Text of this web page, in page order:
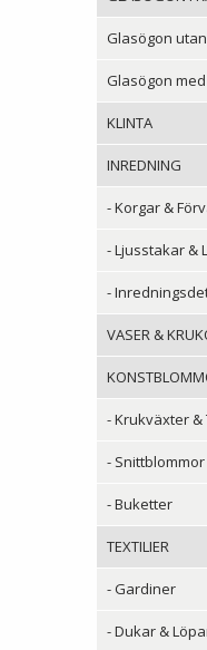
Glasögon
Glasögon
KLINTA
INREDNING
- Korgar &
- Ljusstakar &
-
VASER &
- Krukväxter &
- Snittblommor
- Buketter
TEXTILIER
- Gardiner
- Dukar &